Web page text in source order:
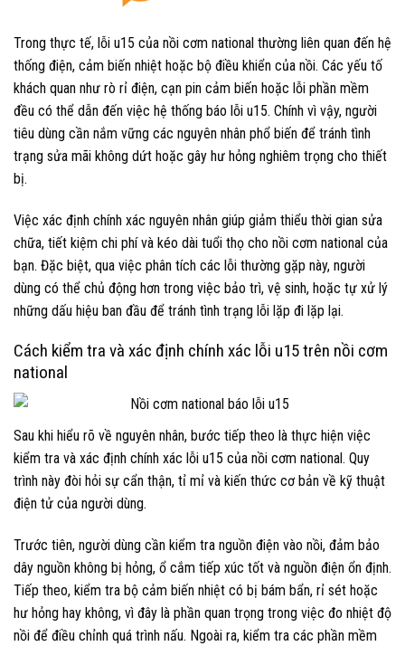
Trong thực tế, lỗi u15 của nồi cơm national thường liên quan đến hệ
thống điện, cảm biến nhiệt hoặc bộ điều khiển của nồi. Các yếu tố
khách quan như rò rỉ điện, cạn pin cảm biến hoặc lỗi phần mềm
đều có thể dẫn đến việc hệ thống báo lỗi u15. Chính vì vậy, người
tiêu dùng cần nắm vững các nguyên nhân phổ biến để tránh tình
trạng sửa mãi không dứt hoặc gây hư hỏng nghiêm trọng cho thiết
bị.
Việc xác định chính xác nguyên nhân giúp giảm thiểu thời gian sửa
chữa, tiết kiệm chi phí và kéo dài tuổi thọ cho nồi cơm national của
bạn. Đặc biệt, qua việc phân tích các lỗi thường gặp này, người
dùng có thể chủ động hơn trong việc bảo trì, vệ sinh, hoặc tự xử lý
những dấu hiệu ban đầu để tránh tình trạng lỗi lặp đi lặp lại.
Cách kiểm tra và xác định chính xác lỗi u15 trên nồi cơm
national
Sau khi hiểu rõ về nguyên nhân, bước tiếp theo là thực hiện việc
kiểm tra và xác định chính xác lỗi u15 của nồi cơm national. Quy
trình này đòi hỏi sự cẩn thận, tỉ mỉ và kiến thức cơ bản về kỹ thuật
điện tử của người dùng.
Trước tiên, người dùng cần kiểm tra nguồn điện vào nồi, đảm bảo
dây nguồn không bị hỏng, ổ cắm tiếp xúc tốt và nguồn điện ổn định.
Tiếp theo, kiểm tra bộ cảm biến nhiệt có bị bám bẩn, rỉ sét hoặc
hư hỏng hay không, vì đây là phần quan trọng trong việc đo nhiệt độ
nồi để điều chỉnh quá trình nấu. Ngoài ra, kiểm tra các phần mềm